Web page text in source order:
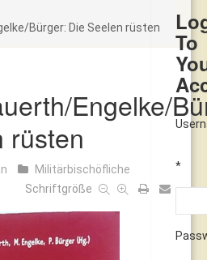
To
*
Bürger: Die Seelen rüsten
Engelke/
rüsten
Militärbischöfliche
Schriftgröße